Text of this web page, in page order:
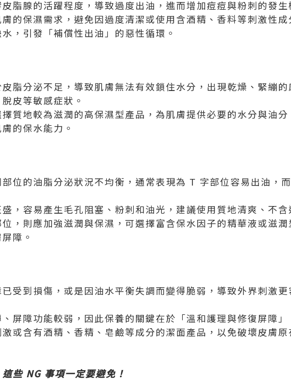
脂腺的活躍程度，導致過度出油，進而增加痘痘與粉刺的發生
的保濕需求，避免因過度清潔或使用含酒精、香料等刺激性成
，引發「補償性出油」的惡性循環。
脂分泌不足，導致肌膚無法有效鎖住水分，出現乾燥、緊繃的
皮等敏感症狀。
質地較為滋潤的高保濕型產品，為肌膚提供必要的水分與油分
的保水能力。
位的油脂分泌狀況不均衡，通常表現為 T 字部位容易出油，
，容易產生毛孔阻塞、粉刺和油光，建議使用質地清爽、不含
，則應加強滋潤與保濕，可選擇富含保水因子的精華液或滋潤
障。
受到損傷，或是因油水平衡失調而變得脆弱，導致外界刺激更
屏障功能較弱，因此保養的關鍵在於「溫和護理與修復屏障」
或含有酒精、香精、皂鹼等成分的潔面產品，以免破壞皮膚原
些 NG 事項一定要避免！